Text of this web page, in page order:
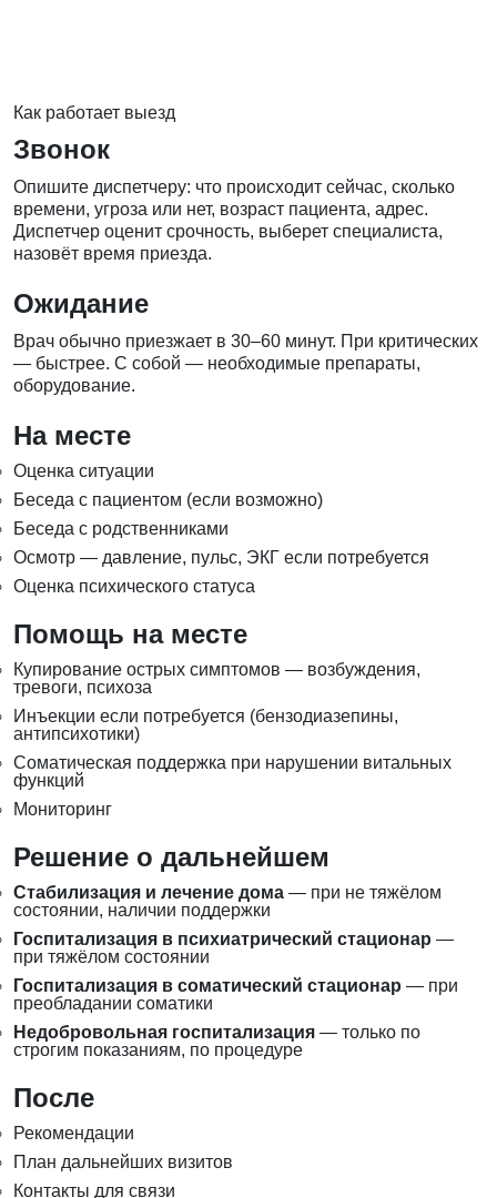
Как работает выезд
Звонок
Опишите диспетчеру: что происходит сейчас, сколько
времени, угроза или нет, возраст пациента, адрес.
Диспетчер оценит срочность, выберет специалиста,
назовёт время приезда.
Ожидание
Врач обычно приезжает в 30–60 минут. При критических
— быстрее. С собой — необходимые препараты,
оборудование.
На месте
Оценка ситуации
Беседа с пациентом (если возможно)
Беседа с родственниками
Осмотр — давление, пульс, ЭКГ если потребуется
Оценка психического статуса
Помощь на месте
Купирование острых симптомов — возбуждения,
тревоги, психоза
Инъекции если потребуется (бензодиазепины,
антипсихотики)
Соматическая поддержка при нарушении витальных
функций
Мониторинг
Решение о дальнейшем
Стабилизация и лечение дома — при не тяжёлом
состоянии, наличии поддержки
Госпитализация в психиатрический стационар —
при тяжёлом состоянии
Госпитализация в соматический стационар — при
преобладании соматики
Недобровольная госпитализация — только по
строгим показаниям, по процедуре
После
Рекомендации
План дальнейших визитов
Контакты для связи